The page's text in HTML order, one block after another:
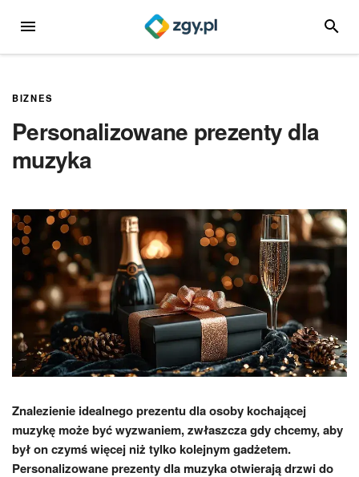
MENU
BIZNES
Personalizowane prezenty dla
muzyka
Znalezienie idealnego prezentu dla osoby kochającej
muzykę może być wyzwaniem, zwłaszcza gdy chcemy, aby
był on czymś więcej niż tylko kolejnym gadżetem.
Personalizowane prezenty dla muzyka otwierają drzwi do